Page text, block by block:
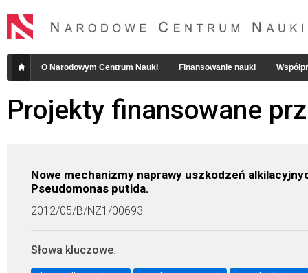
O Narodowym Centrum Nauki Finansowanie nauki
Projekty finansowane
Nowe mechanizmy naprawy uszkodzeń
Pseudomonas putida.
2012/05/B/NZ1/00693
Słowa kluczowe: